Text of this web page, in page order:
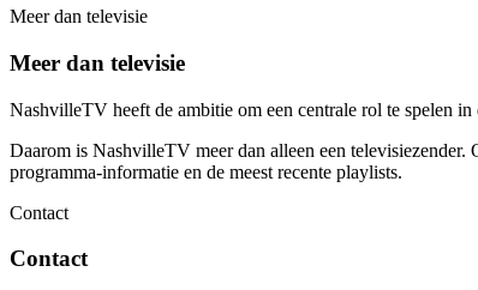
Meer dan televisie
Meer dan televisie
NashvilleTV heeft de ambitie om een centrale rol te spelen
Daarom is NashvilleTV meer dan alleen een
programma-informatie en de meest recente playlists.
Contact
Contact